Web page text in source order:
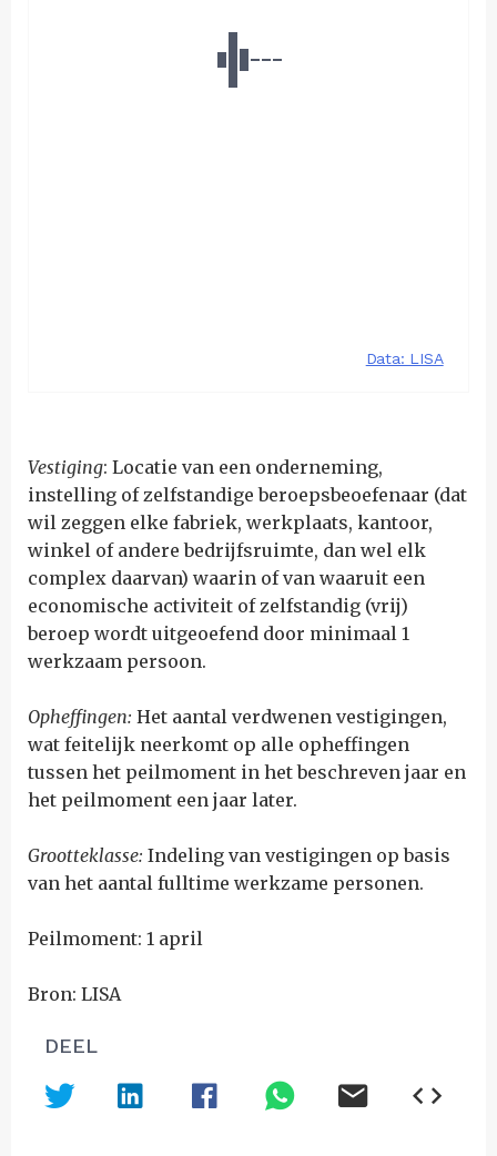
Vestiging: Locatie van een onderneming,
instelling of zelfstandige beroepsbeoefenaar (dat
wil zeggen elke fabriek, werkplaats, kantoor,
winkel of andere bedrijfsruimte, dan wel elk
complex daarvan) waarin of van waaruit een
economische activiteit of zelfstandig (vrij)
beroep wordt uitgeoefend door minimaal 1
werkzaam persoon.
Opheffingen: Het aantal verdwenen vestigingen,
wat feitelijk neerkomt op alle opheffingen
tussen het peilmoment in het beschreven jaar en
het peilmoment een jaar later.
Grootteklasse: Indeling van vestigingen op basis
van het aantal fulltime werkzame personen.
Peilmoment: 1 april
Bron: LISA
DEEL